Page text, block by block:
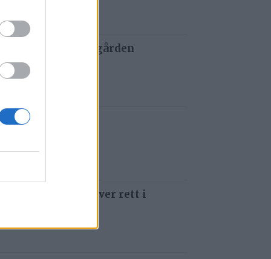
og tau redder de gården
siden
Gauldalen
som å kjøre ti kniver rett i